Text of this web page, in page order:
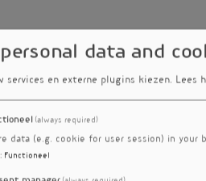
data and
services en externe plugins kiezen. Lees
(always required)
data (e.g. cookie for user session) in your
: Functioneel